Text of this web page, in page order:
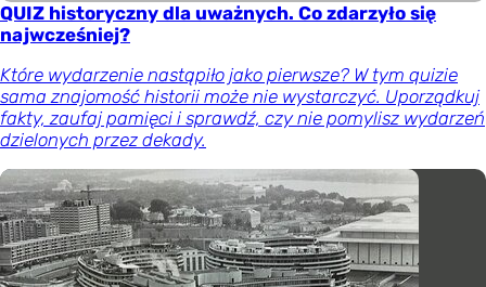
QUIZ historyczny dla uważnych. Co zdarzyło się
najwcześniej?
Które wydarzenie nastąpiło jako pierwsze? W tym quizie
sama znajomość historii może nie wystarczyć. Uporządkuj
fakty, zaufaj pamięci i sprawdź, czy nie pomylisz wydarzeń
dzielonych przez dekady.